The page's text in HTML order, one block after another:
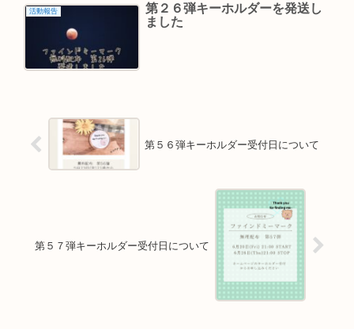
活動報告
第２６弾キーホルダーを発送し
ました
第５６弾キーホルダー受付日について
第５７弾キーホルダー受付日について